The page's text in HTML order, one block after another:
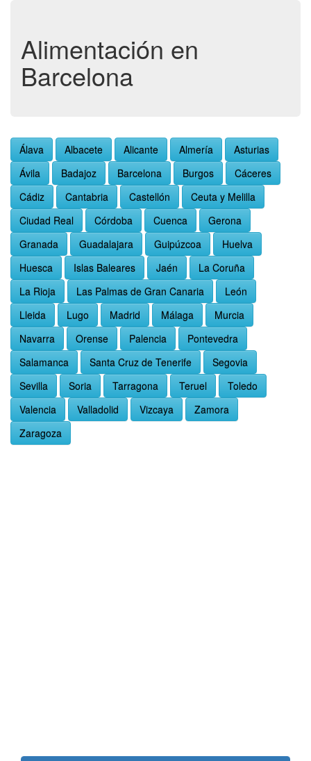
Alimentación en
Barcelona
Álava Albacete Alicante Almería
Asturias
Ávila
Badajoz Barcelona Burgos
Cáceres
Cádiz
Cantabria Castellón
Ceuta y Melilla
Ciudad Real
Córdoba Cuenca
Gerona
Granada
Guadalajara Guipúzcoa
Huelva
Huesca
Islas Baleares Jaén
La Coruña
La Rioja
Las Palmas de Gran Canaria
León
Lleida
Lugo Madrid Málaga
Murcia
Navarra
Orense Palencia
Pontevedra
Salamanca
Santa Cruz de Tenerife
Segovia
Sevilla
Soria Tarragona Teruel
Toledo
Valencia
Valladolid Vizcaya
Zamora
Zaragoza